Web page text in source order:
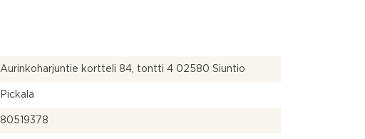
Aurinkoharjuntie kortteli 84, tontti 4 02580 Siuntio
Pickala
80519378